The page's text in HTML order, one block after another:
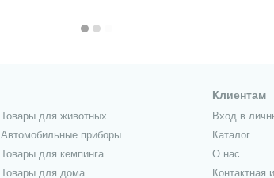
Товары для животных
Автомобильные приборы
Товары для кемпинга
Товары для дома
Клиентам
Вход в
Каталог
О нас
Контактная